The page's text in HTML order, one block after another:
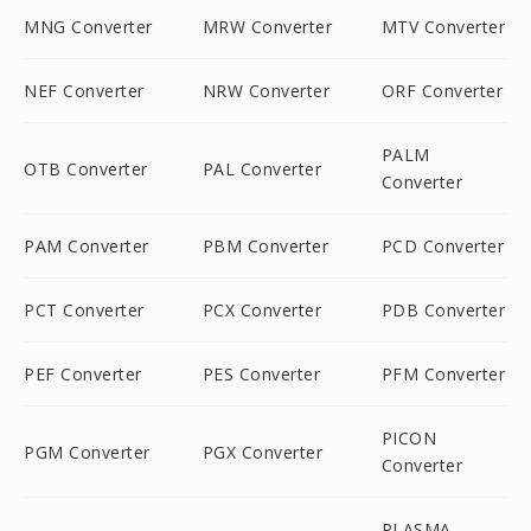
MNG Converter MRW Converter MTV Converter
NEF Converter NRW Converter ORF Converter
OTB Converter PAL Converter
PALM
Converter
PAM Converter PBM Converter PCD Converter
PCT Converter PCX Converter PDB Converter
PEF Converter PES Converter PFM Converter
PGM Converter PGX Converter
PICON
Converter